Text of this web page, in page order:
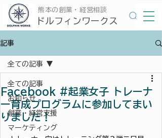
​ドルフィンワークス
​熊本の創業・経営相談
記事
全ての記事
お知らせ
創業・経営支援
マーケティング
全ての記事
Facebook #起業女子 トレーナ
ー育成プログラムに参加してまい
りました！